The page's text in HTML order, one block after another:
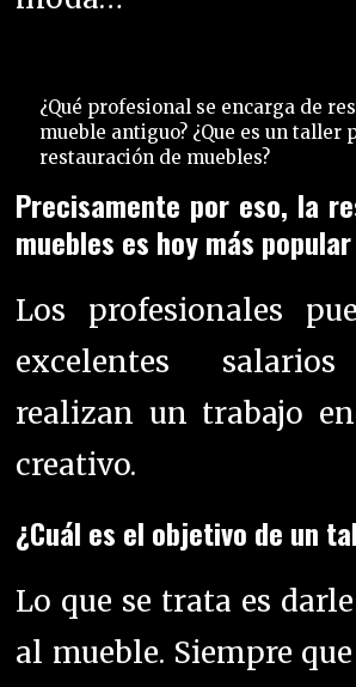
muebles es hoy más popular
Los profesionales
excelentes
creativo.
¿Cuál es el objetivo de un
Lo que se trata es darle
al mueble. Siempre
hemos de pensar que
tirar, sino que se